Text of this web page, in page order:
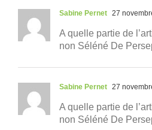
Sabine Pernet 27
A quelle partie de
non Séléné De
Sabine Pernet 27
A quelle partie de
non Séléné De